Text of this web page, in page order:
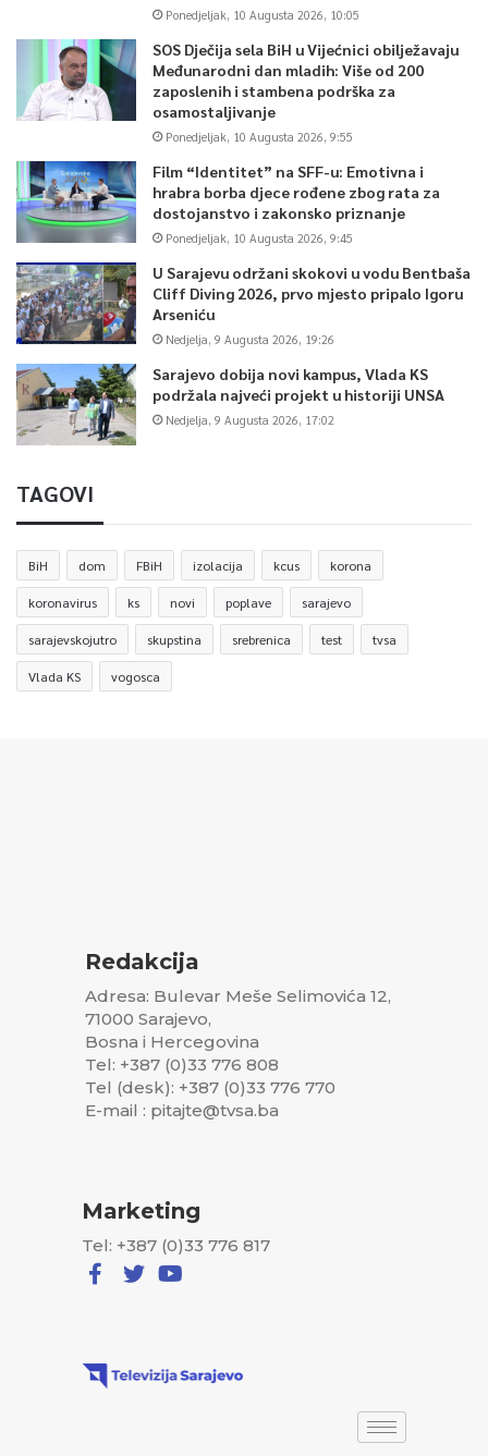
Ponedjeljak, 10 Augusta 2026, 10:05
SOS Dječija sela BiH u Vijećnici obilježavaju
Međunarodni dan mladih: Više od 200
zaposlenih i stambena podrška za
osamostaljivanje
Ponedjeljak, 10 Augusta 2026, 9:55
Film “Identitet” na SFF-u: Emotivna i
hrabra borba djece rođene zbog rata za
dostojanstvo i zakonsko priznanje
Ponedjeljak, 10 Augusta 2026, 9:45
U Sarajevu održani skokovi u vodu Bentbaša
Cliff Diving 2026, prvo mjesto pripalo Igoru
Arseniću
Nedjelja, 9 Augusta 2026, 19:26
Sarajevo dobija novi kampus, Vlada KS
podržala najveći projekt u historiji UNSA
Nedjelja, 9 Augusta 2026, 17:02
TAGOVI
BiH dom FBiH izolacija kcus korona
koronavirus ks novi poplave sarajevo
sarajevskojutro skupstina srebrenica test tvsa
Vlada KS vogosca
Redakcija
Adresa: Bulevar Meše Selimovića 12,
71000 Sarajevo,
Bosna i Hercegovina
Tel: +387 (0)33 776 808
Tel (desk): +387 (0)33 776 770
E-mail : pitajte@tvsa.ba
Marketing
Tel: +387 (0)33 776 817